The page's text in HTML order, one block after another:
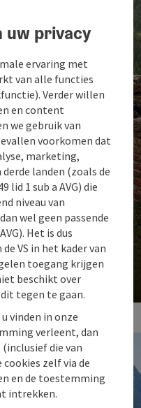
Runde
Donauvallei naar het
hoogland. 37 km.
uw privacy
ervaring met
van alle functies
Verder willen
en content
we gebruik van
voorkomen dat
marketing,
landen (zoals de
lid 1 sub a AVG) die
niveau van
wel geen passende
Het is dus
VS in het kader van
toegang krijgen
beschikt over
tegen te gaan.
vinden in onze
verleent, dan
die van
cookies zelf via de
en de toestemming
intrekken.